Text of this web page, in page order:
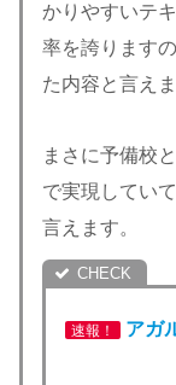
かりやすいテ
率を誇ります
た内容と言えま
まさに予備校
で実現してい
言えます。
速報！ アガ